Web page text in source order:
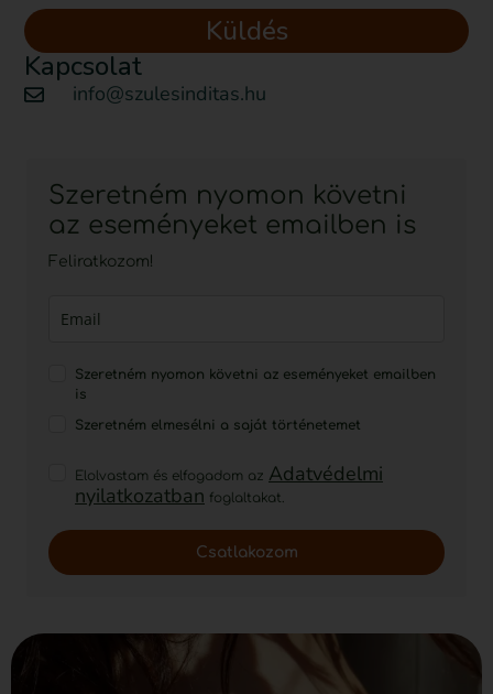
Küldés
Kapcsolat
info@szulesinditas.hu
Szeretném nyomon követni
az eseményeket emailben is
Feliratkozom!
Szeretném nyomon követni az eseményeket emailben
is
Szeretném elmesélni a saját történetemet
Elolvastam és elfogadom az Adatvédelmi
nyilatkozatban foglaltakat.
Csatlakozom